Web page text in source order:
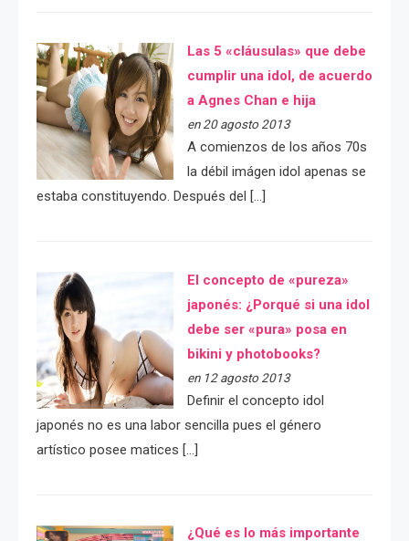
Las 5 «cláusulas» que debe
cumplir una idol, de acuerdo
a Agnes Chan e hija
en 20 agosto 2013
A comienzos de los años 70s
la débil imágen idol apenas se
estaba constituyendo. Después del […]
El concepto de «pureza»
japonés: ¿Porqué si una idol
debe ser «pura» posa en
bikini y photobooks?
en 12 agosto 2013
Definir el concepto idol
japonés no es una labor sencilla pues el género
artístico posee matices […]
¿Qué es lo más importante